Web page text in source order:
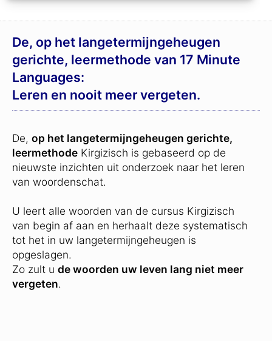
De, op het langetermijngeheugen
gerichte, leermethode van 17 Minute
Languages:
Leren en nooit meer vergeten.
De, op het langetermijngeheugen gerichte,
leermethode Kirgizisch is gebaseerd op de
nieuwste inzichten uit onderzoek naar het leren
van woordenschat.
U leert alle woorden van de cursus Kirgizisch
van begin af aan en herhaalt deze systematisch
tot het in uw langetermijngeheugen is
opgeslagen.
Zo zult u de woorden uw leven lang niet meer
vergeten.